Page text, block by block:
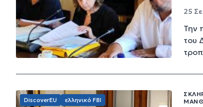
25
Την
του
DiscoverEU ελληνικό FBI